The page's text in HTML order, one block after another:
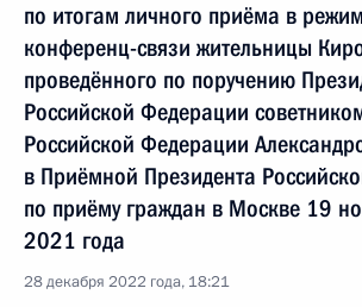
по итогам личного приёма в
конференц-связи жительницы
проведённого по поручению
Российской Федерации
Российской Федерации
в Приёмной Президента
по приёму граждан в Москве 19
2021 года
28 декабря 2022 года, 18:21